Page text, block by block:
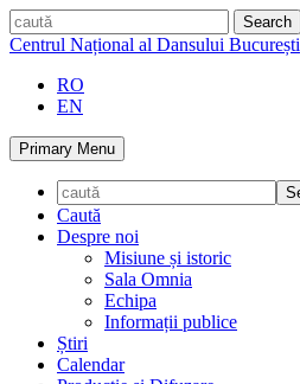
Skip
to
caută
Centrul Național al Dansului București
RO
EN
Primary Menu
Caută
Despre noi
Misiune și istoric
Sala Omnia
Echipa
Informații publice
Știri
Calendar